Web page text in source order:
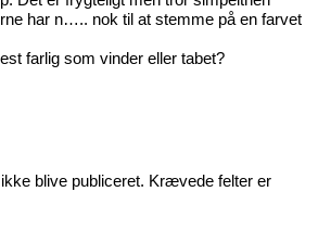
har n….. nok til at stemme på en farvet
farlig som vinder eller tabet?
blive publiceret. Krævede felter er